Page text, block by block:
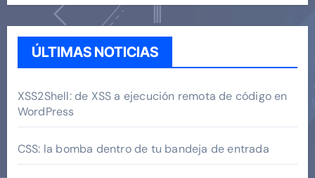
ÚLTIMAS NOTICIAS
XSS2Shell: de XSS a ejecución remota de código en
WordPress
CSS: la bomba dentro de tu bandeja de entrada